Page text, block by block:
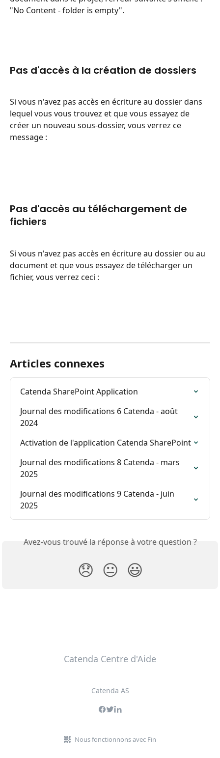
"No Content - folder is empty".
Pas d'accès à la création de dossiers
Si vous n'avez pas accès en écriture au dossier dans
lequel vous vous trouvez et que vous essayez de
créer un nouveau sous-dossier, vous verrez ce
message :
Pas d'accès au téléchargement de
fichiers
Si vous n'avez pas accès en écriture au dossier ou au
document et que vous essayez de télécharger un
fichier, vous verrez ceci :
Articles connexes
Catenda SharePoint Application
Journal des modifications 6 Catenda - août
2024
Activation de l'application Catenda SharePoint
Journal des modifications 8 Catenda - mars
2025
Journal des modifications 9 Catenda - juin
2025
Avez-vous trouvé la réponse à votre question ?
😞 😐 😃
Catenda Centre d'Aide
Catenda AS
Nous fonctionnons avec Fin